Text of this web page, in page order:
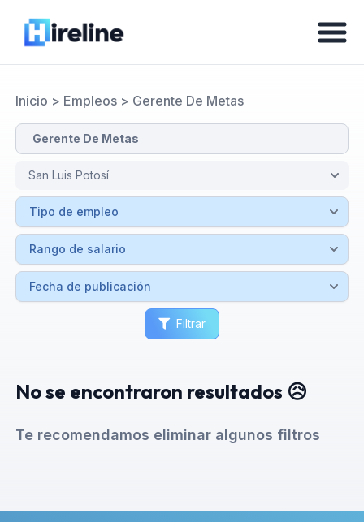
Inicio > Empleos> Gerente De Metas
Filtrar
No se encontraron resultados 😥
Te recomendamos eliminar algunos filtros